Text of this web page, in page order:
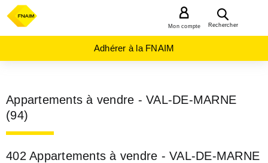
Rechercher
Mon compte
Adhérer à la FNAIM
Appartements à vendre - VAL-DE-MARNE
(94)
402 Appartements à vendre - VAL-DE-MARNE